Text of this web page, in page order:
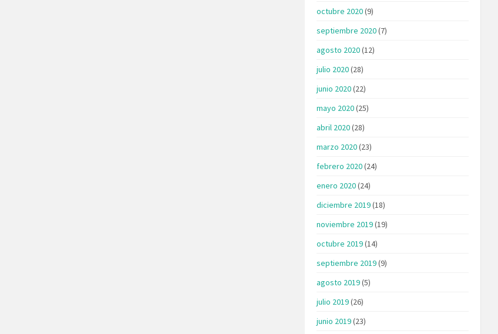
octubre 2020(9)
septiembre 2020(7)
agosto 2020(12)
julio 2020(28)
junio 2020(22)
mayo 2020(25)
abril 2020(28)
marzo 2020(23)
febrero 2020(24)
enero 2020(24)
diciembre 2019(18)
noviembre 2019(19)
octubre 2019(14)
septiembre 2019(9)
agosto 2019(5)
julio 2019(26)
junio 2019(23)